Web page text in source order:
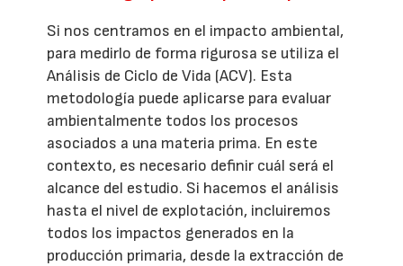
Si nos centramos en el impacto ambiental,
para medirlo de forma rigurosa se utiliza el
Análisis de Ciclo de Vida (ACV). Esta
metodología puede aplicarse para evaluar
ambientalmente todos los procesos
asociados a una materia prima. En este
contexto, es necesario definir cuál será el
alcance del estudio. Si hacemos el análisis
hasta el nivel de explotación, incluiremos
todos los impactos generados en la
producción primaria, desde la extracción de